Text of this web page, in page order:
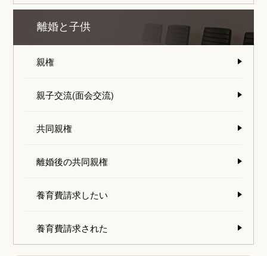
離婚と子供
親権
親子交流(面会交流)
共同親権
離婚後の共同親権
養育費請求したい
養育費請求された